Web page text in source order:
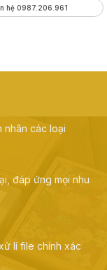
hệ 0987.206.961
nhãn các loại
đáp ứng mọi nhu
lí file chính xác